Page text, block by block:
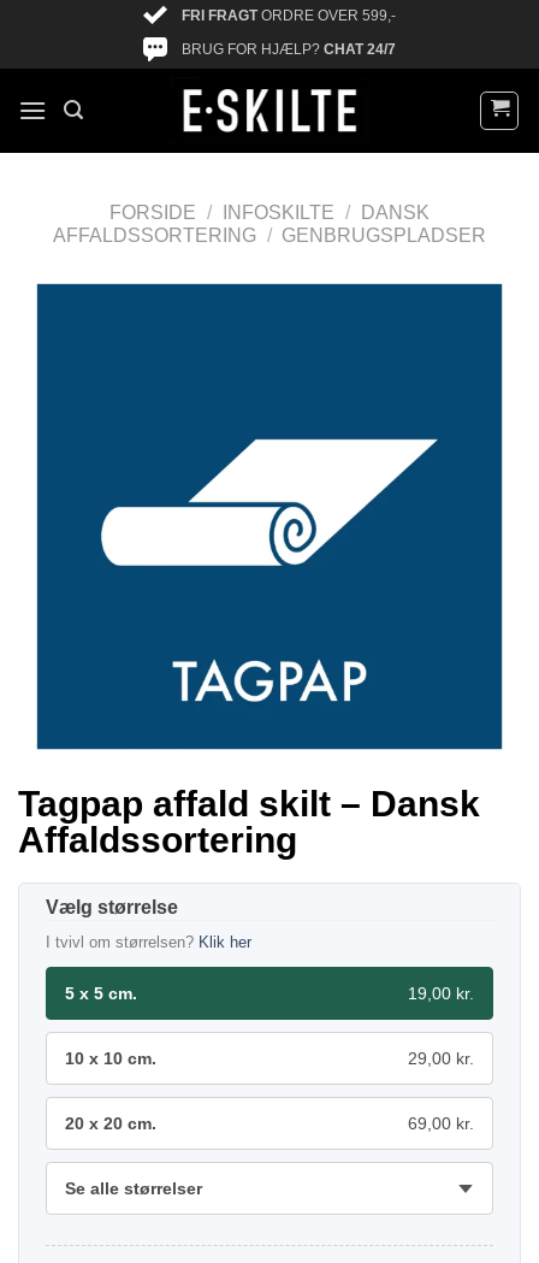
FRI FRAGTORDRE OVER 599,-
BRUG FOR HJÆLP? CHAT 24/7
FORSIDE / INFOSKILTE /
DANSK
AFFALDSSORTERING / GENBRUGSPLADSER
Tagpap affald skilt – Dansk
Affaldssortering
størrelse
I tvivl om størrelsen? Klik her
5 x 5 cm. 19,00 kr.
10 x 10 cm. 29,00 kr.
20 x 20 cm. 69,00 kr.
Se alle størrelser